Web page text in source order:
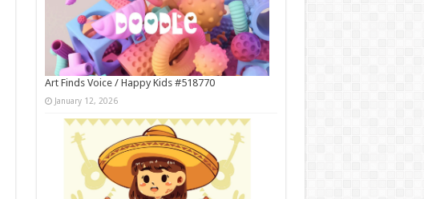
Art Finds Voice / Happy Kids #518770
January 12, 2026